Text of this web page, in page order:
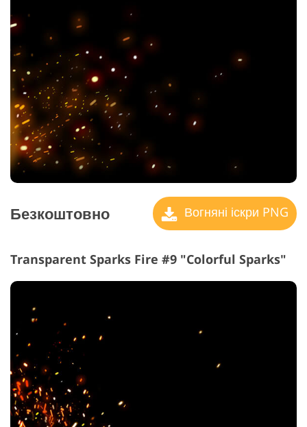
Безкоштовно Вогняні іскри PNG
Transparent Sparks Fire #9 "Colorful Sparks"